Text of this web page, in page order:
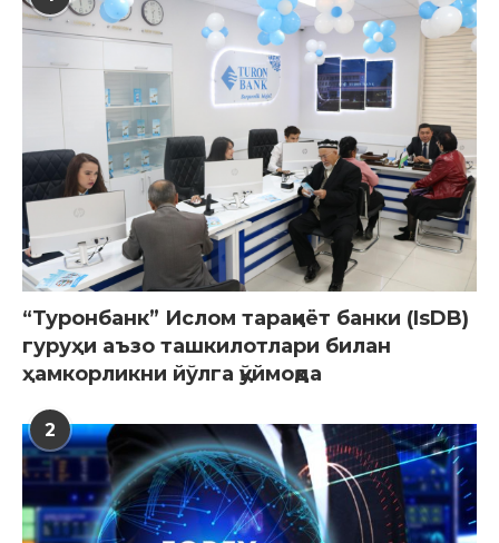
“Туронбанк” Ислом тараққиёт банки (IsDB)
гуруҳи аъзо ташкилотлари билан
ҳамкорликни йўлга қўймоқда
2